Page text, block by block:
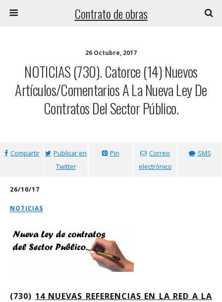
Contrato de obras
26 Octubre, 2017
NOTICIAS (730). Catorce (14) Nuevos
Artículos/comentarios A La Nueva Ley De
Contratos Del Sector Público.
Compartir
Publicar en
Twitter
Pin
Correo
electrónico
SMS
26/10/17
NOTICIAS
(730) 14 NUEVAS REFERENCIAS EN LA RED A LA